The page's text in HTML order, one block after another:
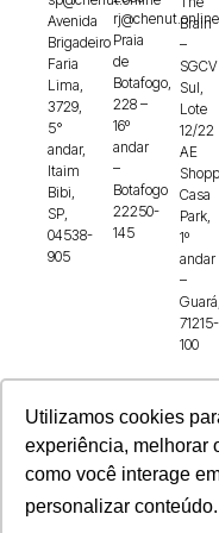
Utilizamos cookies
experiência, melhorar
como você interage
personalizar conteúdo.
Avenida
Brigadeiro
Faria
Lima,
3729,
5°
andar,
Itaim
Bibi,
SP,
04538-
905
rj@chenut.online
Praia
de
Botafogo,
228 –
16º
andar
–
Botafogo
22250-
145
Brain
–
SGCV
Sul,
Lote
12/22
AE
Casa
Park,
1º
andar
–
Guará,
71215-
100